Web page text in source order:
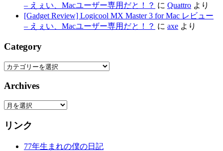
– えぇい、Macユーザー専用だと！？ に Quattro より
[Gadget Review] Logicool MX Master 3 for Mac レビュー
– えぇい、Macユーザー専用だと！？ に axe より
Category
Category
Archives
Archives
リンク
77年生まれの僕の日記